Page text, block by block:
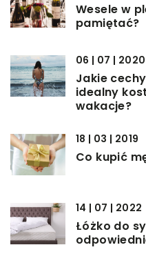
Wesele w
pamiętać?
06 | 07 | 2020
Jakie
idealny
wakacje?
18 | 03 | 2019
Co kupić
14 | 07 | 2022
Łóżko do